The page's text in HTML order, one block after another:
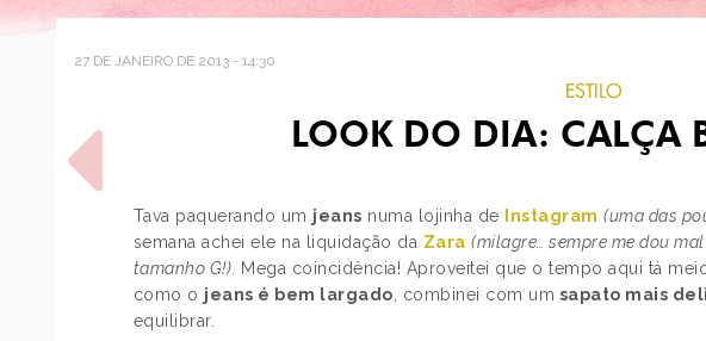
27 DE JANEIRO DE 2013 - 14:30
ESTILO
LOOK DO DIA: CALÇA
Tava paquerando um jeans numa lojinha de Instagram (uma das
semana achei ele na liquidação da Zara (milagre… sempre me dou
tamanho G!) . Mega coincidência! Aproveitei que o tempo aqui tá
como o jeans é bem largado , combinei com um sapato mais
equilibrar.
POST ANTERIOR
FROZEN – O REINO DO
GELO, A NOVA…